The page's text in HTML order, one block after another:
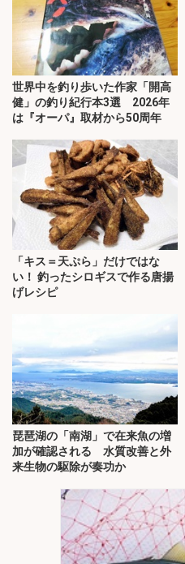
世界中を釣り歩いた作家「開高
健」の釣り紀行本3選 2026年
は『オーパ』取材から50周年
「キス＝天ぷら」だけではな
い！ 釣ったシロギスで作る唐揚
げレシピ
琵琶湖の「南湖」で在来魚の増
加が確認される 水質改善と外
来生物の駆除が奏功か